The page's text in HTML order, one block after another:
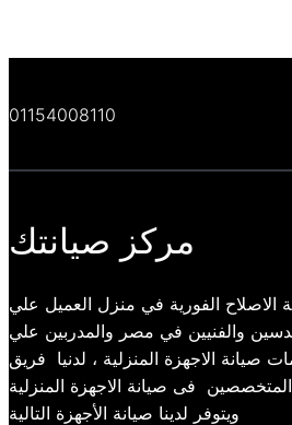
01154008110
مركز صيانتك
الاصلاح الفورية في منزل العميل علي
والفنيين في مصر والمدربين علي
صيانة الاجهزة المنزلية ، لدنيا فريق
فى صيانة الاجهزة المنزلية
ويتوفر لدينا صيانة الأجهزة التالية